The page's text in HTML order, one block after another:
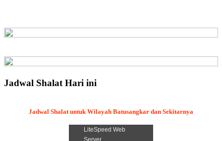
Jadwal Shalat Hari ini
Jadwal Shalat untuk Wilayah Batusangkar dan Sekitarnya